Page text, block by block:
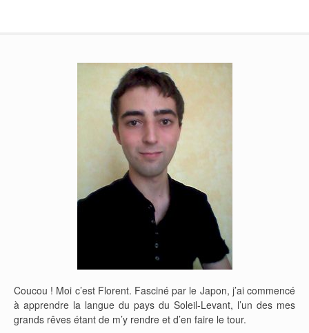
Coucou ! Moi c’est Florent. Fasciné par le Japon, j’ai commencé
à apprendre la langue du pays du Soleil-Levant, l’un des mes
grands rêves étant de m’y rendre et d’en faire le tour.